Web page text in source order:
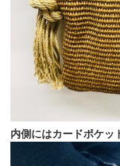
内側にはカードポケッ